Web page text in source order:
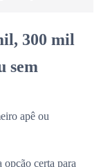
300 mil
sem
apê ou
opção certa para